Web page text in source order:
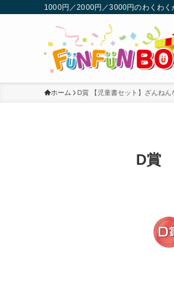
1000円／2000円／3000円のわくわ
ホーム D賞 【児童書セット】ざんねん
D賞